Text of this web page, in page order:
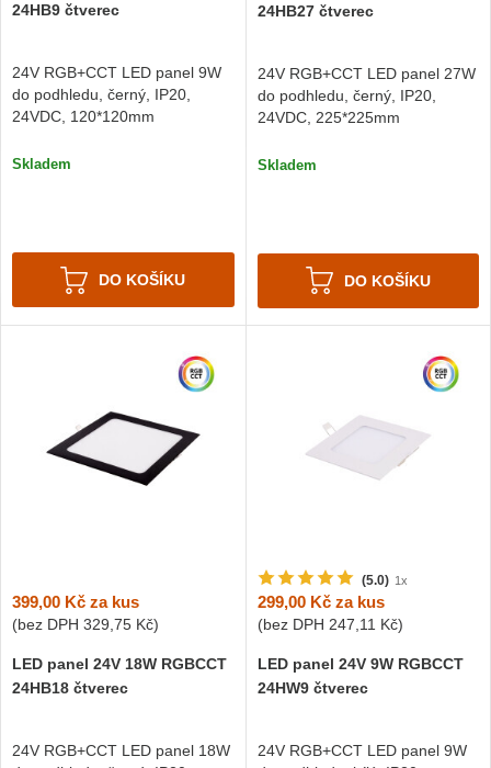
24HB9 čtverec
24V RGB+CCT LED panel 9W
do podhledu, černý, IP20,
24VDC, 120*120mm
Skladem
DO KOŠÍKU
24HB27 čtverec
24V RGB+CCT LED panel 27W
do podhledu, černý, IP20,
24VDC, 225*225mm
Skladem
DO KOŠÍKU
399,00 Kč za kus
(bez DPH 329,75 Kč)
LED panel 24V 18W RGBCCT
24HB18 čtverec
24V RGB+CCT LED panel 18W
(5.0) 1x
299,00 Kčza kus
(bez DPH 247,11 Kč)
LED panel 24V 9W RGBCCT
24HW9 čtverec
24V RGB+CCT LED panel 9W